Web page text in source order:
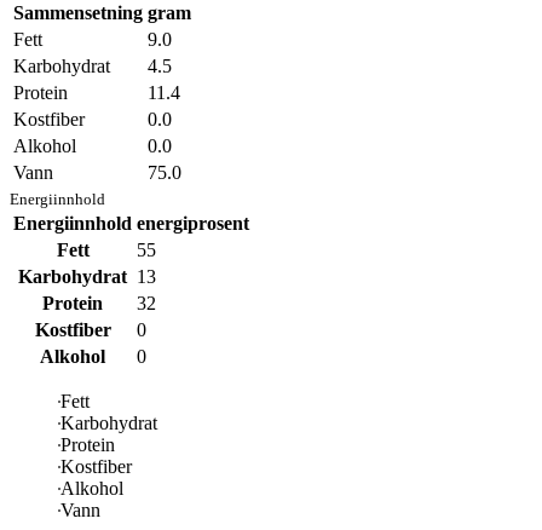
Sammensetning gram
Fett
9.0
Karbohydrat
4.5
Protein
11.4
Kostfiber
0.0
Alkohol
0.0
Vann
75.0
Energiinnhold
Energiinnhold energiprosent
Fett
55
Karbohydrat 13
Protein
32
Kostfiber
0
Alkohol
0
Fett
Karbohydrat
Protein
Kostfiber
Alkohol
Vann